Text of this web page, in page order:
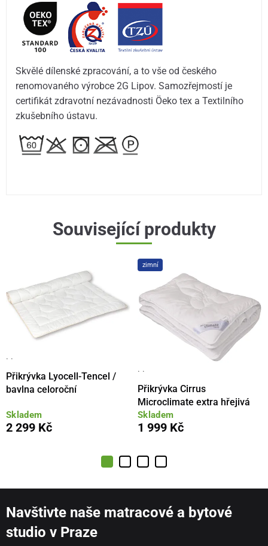
Skvělé dílenské zpracování, a to vše od českého
renomovaného výrobce 2G Lipov. Samozřejmostí je
certifikát zdravotní nezávadnosti Öeko tex a Textilního
zkušebního ústavu.
Související produkty
· ·
Přikrývka Lyocell-Tencel /
bavlna celoroční
Skladem
2 299 Kč
zimní
· ·
Přikrývka Cirrus
Microclimate extra hřejivá
Skladem
1 999 Kč
Navštivte naše matracové a bytové
studio v Praze